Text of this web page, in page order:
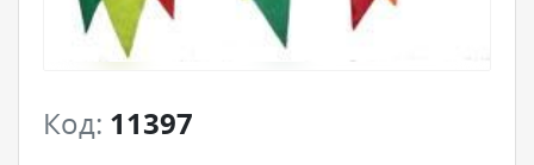
Код: 11397